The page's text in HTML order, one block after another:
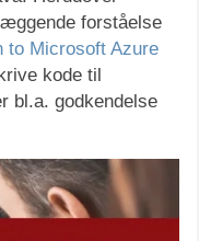
forståelse
to Microsoft Azure
kode til
bl.a. godkendelse